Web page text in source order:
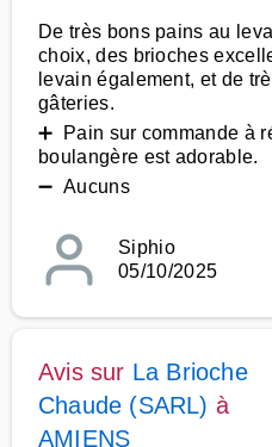
De très bons pains au
choix, des brioches
levain également, et de
gâteries.
➕ Pain sur commande à
boulangère est adorable.
➖ Aucuns
Siphio
05/10/2025
Avis sur La Brioche
Chaude (SARL) à
AMIENS